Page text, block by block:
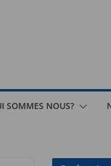
SOMMES NOUS?